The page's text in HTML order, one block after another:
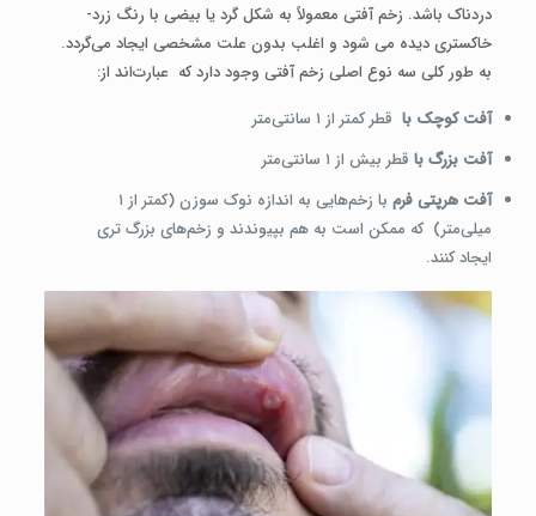
دردناک باشد. زخم آفتی معمولاً به شکل گرد یا بیضی با رنگ زرد-
خاکستری دیده می ‌شود و اغلب بدون علت مشخصی ایجاد می‌گردد.
به طور کلی سه نوع اصلی زخم آفتی وجود دارد که عبارت‌اند از:
آفت کوچک با قطر کمتر از ۱ سانتی‌متر
آفت بزرگبا قطر بیش از ۱ سانتی‌متر
آفت هرپتی‌ فرم
با زخم‌هایی به اندازه نوک سوزن (کمتر از ۱
میلی‌متر) که ممکن است به هم بپیوندند و زخم‌های بزرگ‌ تری
ایجاد کنند.